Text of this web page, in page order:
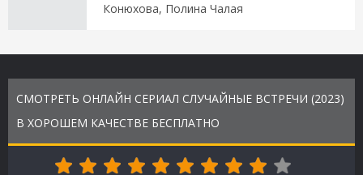
Конюхова, Полина Чалая
СМОТРЕТЬ ОНЛАЙН СЕРИАЛ СЛУЧАЙНЫЕ ВСТРЕЧИ (2023)
В ХОРОШЕМ КАЧЕСТВЕ БЕСПЛАТНО